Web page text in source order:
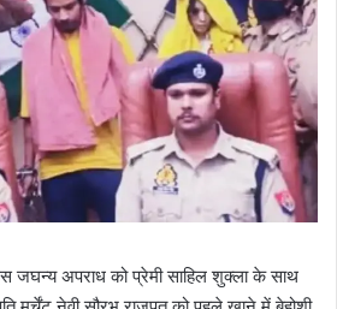
जघन्य अपराध को प्रेमी साहिल शुक्ला के साथ